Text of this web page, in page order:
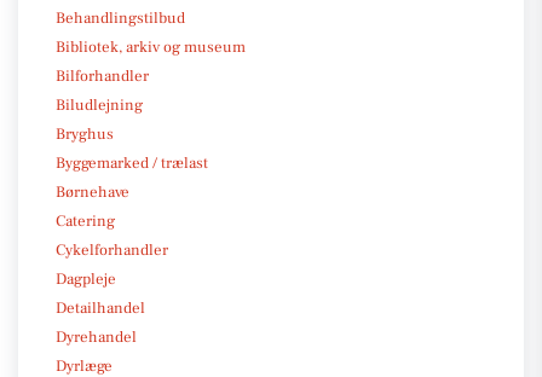
Behandlingstilbud
Bibliotek, arkiv og museum
Bilforhandler
Biludlejning
Bryghus
Byggemarked / trælast
Børnehave
Catering
Cykelforhandler
Dagpleje
Detailhandel
Dyrehandel
Dyrlæge